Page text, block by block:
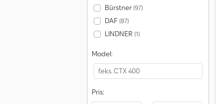
Bürstner(97)
DAF (87)
LINDNER (1)
Model:
Pris: